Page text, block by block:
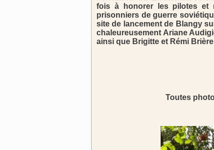
fois à honorer les pilotes et
prisonniers de guerre
site de lancement de Blangy
chaleureusement Ariane
ainsi que Brigitte et Rémi
Toutes